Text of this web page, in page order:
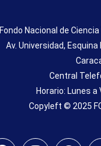
Fondo Nacional de
Av. Universidad,
Central
Horario: Lunes
Copyleft © 2025